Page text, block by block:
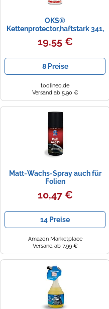
OKS®
Kettenprotector,haftstark 341,
400ml (Haftschmierstoff)
19,55 €
8 Preise
toolineo.de
Versand ab 5,90 €
Matt-Wachs-Spray auch für
Folien
10,47 €
14 Preise
Amazon Marketplace
Versand ab 7,99 €